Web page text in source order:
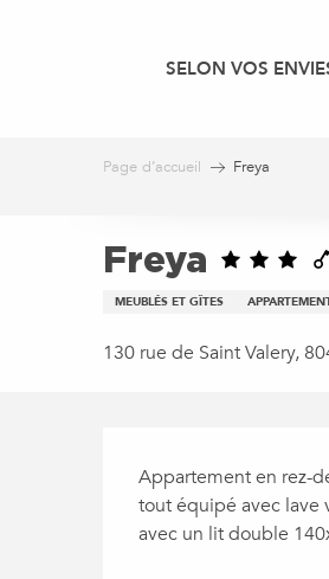
SELON VOS
Page d’accueil Freya
Freya
MEUBLÉS ET GÎTES
130 rue de Saint Valery,
Appartement en rez-
tout équipé avec lave
avec un lit double